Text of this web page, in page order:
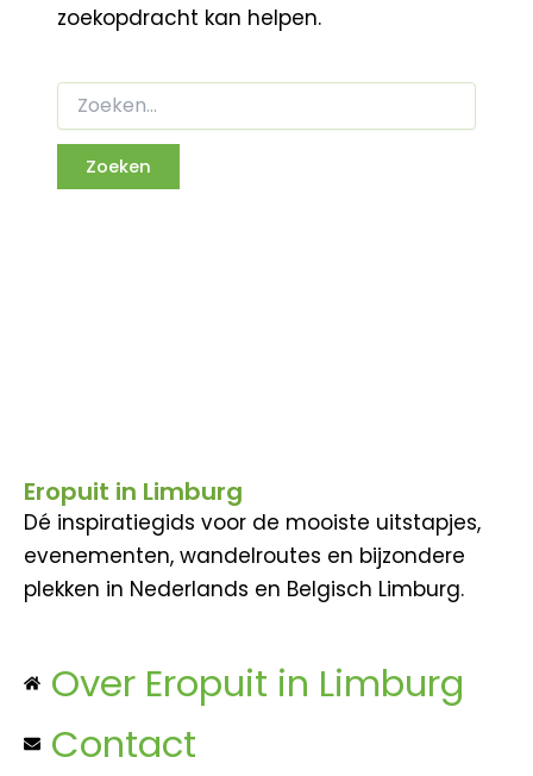
zoekopdracht kan helpen.
Eropuit in Limburg
Dé inspiratiegids voor de mooiste uitstapjes,
evenementen, wandelroutes en bijzondere
plekken in Nederlands en Belgisch Limburg.
Over Eropuit in Limburg
Contact